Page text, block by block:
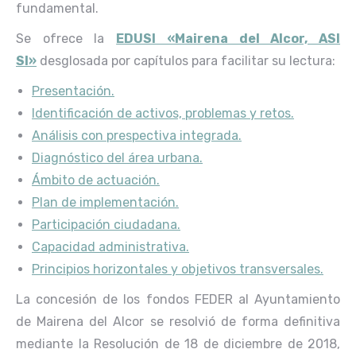
fundamental.
Se ofrece la
EDUSI «Mairena del Alcor, ASI
SI» desglosada por capítulos para facilitar su lectura:
Presentación.
Identificación de activos, problemas y retos.
Análisis con prespectiva integrada.
Diagnóstico del área urbana.
Ámbito de actuación.
Plan de implementación.
Participación ciudadana.
Capacidad administrativa.
Principios horizontales y objetivos transversales.
La concesión de los fondos FEDER al Ayuntamiento
de Mairena del Alcor se resolvió de forma definitiva
mediante la Resolución de 18 de diciembre de 2018,